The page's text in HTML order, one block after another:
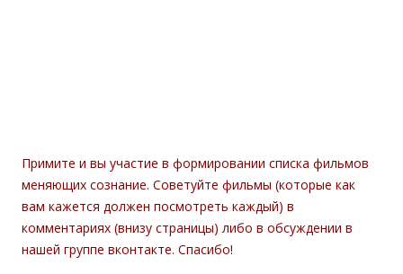
Примите и вы участие в формировании списка фильмов
меняющих сознание. Советуйте фильмы (которые как
вам кажется должен посмотреть каждый) в
комментариях (внизу страницы) либо в обсуждении в
нашей группе вконтакте. Спасибо!